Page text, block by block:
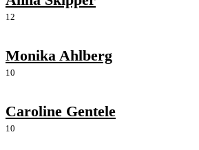
12
Monika Ahlberg
10
Caroline Gentele
10